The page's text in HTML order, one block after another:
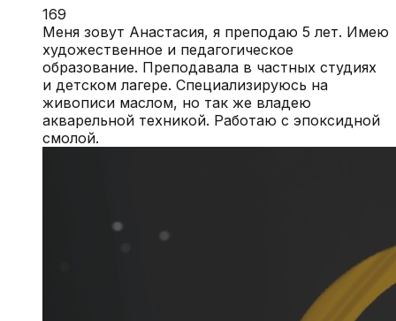
169
Меня зовут Анастасия, я преподаю 5 лет. Имею
художественное и педагогическое
образование. Преподавала в частных студиях
и детском лагере. Специализируюсь на
живописи маслом, но так же владею
акварельной техникой. Работаю с эпоксидной
смолой.